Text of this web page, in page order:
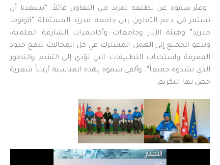
وعبّر سموه عن تطلعه لمزيد من التعاون قائلاً: “يسعدنا أن
نستمر في دعم التعاون بين جامعة مدريد المستقلة “أتونوما
مدريد” وهيئة الآثار وجامعات وأكاديميات الشارقة العلمية،
وندعو الجميع إلى العمل المشترك في كل المجالات لدفع حدود
المعرفة واستحداث التطبيقات التي تؤدي إلى التقدم والتطور
الذي نشدوه جميعاً”، وألقى سموه بهذه المناسبة أبياتاً شعرية
خص بها التكريم.